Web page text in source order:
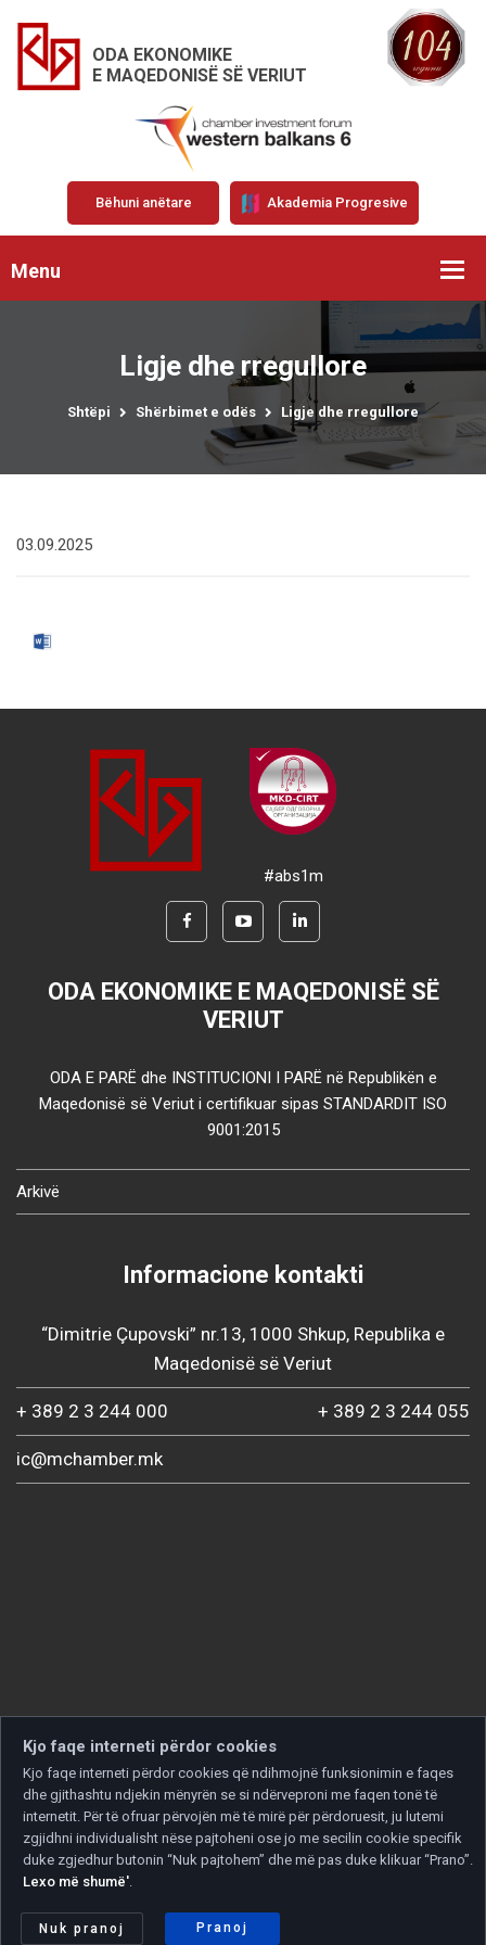
ODA EKONOMIKE
E MAQEDONISË SË VERIUT
Bëhuni anëtare Akademia Progresive
Menu
Ligje dhe rregullore
Shtëpi Shërbimet e odës Ligje dhe rregullore
03.09.2025
#abs1m
ODA EKONOMIKE E MAQEDONISË SË
VERIUT
ODA E PARË dhe INSTITUCIONI I PARË në Republikën e
Maqedonisë së Veriut i certifikuar sipas STANDARDIT ISO
9001:2015
Arkivë
Informacione kontakti
“Dimitrie Çupovski” nr.13, 1000 Shkup, Republika e
Maqedonisë së Veriut
+ 389 2 3 244 000 + 389 2 3 244 055
ic@mchamber.mk
Copyright © 2026 Developed by
Politika e privatësisë Politika e cookies
Kjo faqe interneti përdor cookies
Kjo faqe interneti përdor cookies që ndihmojnë funksionimin e faqes
dhe gjithashtu ndjekin mënyrën se si ndërveproni me faqen tonë të
internetit. Për të ofruar përvojën më të mirë për përdoruesit, ju lutemi
zgjidhni individualisht nëse pajtoheni ose jo me secilin cookie specifik
duke zgjedhur butonin “Nuk pajtohem” dhe më pas duke klikuar “Prano”.
Lexo më shumë'.
Nuk pranoj Pranoj